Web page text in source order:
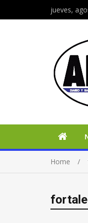
jueves,
Home